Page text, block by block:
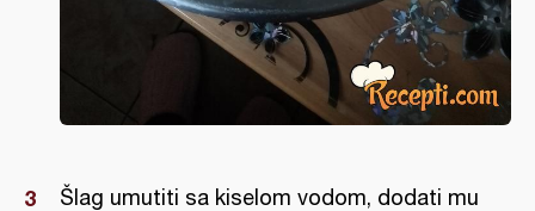
Šlag umutiti sa kiselom vodom, dodati mu